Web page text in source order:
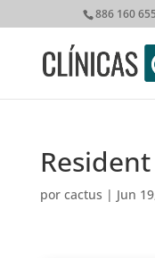
886 160 655
por cactus | Jun